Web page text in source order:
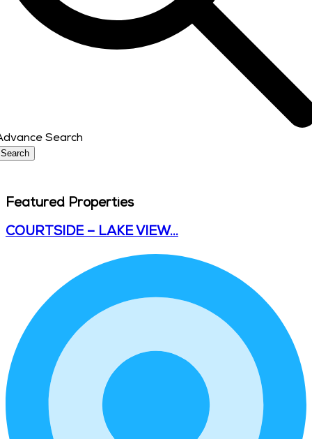
Search
Search
Featured Properties
COURTSIDE – LAKE VIEW…